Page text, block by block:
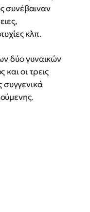
συνέβαιναν
κλπ.
δύο γυναικών
οι τρεις
συγγενικά